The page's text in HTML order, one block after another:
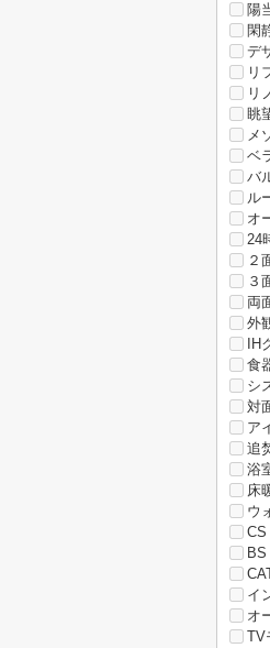
陽
閑
デ
リ
リ
眺
メ
ベ
バ
ル
オ
24
２
３
両
外
IH
食
シ
対
ア
追
浴
床
ウ
CS
BS
イ
オ
TV